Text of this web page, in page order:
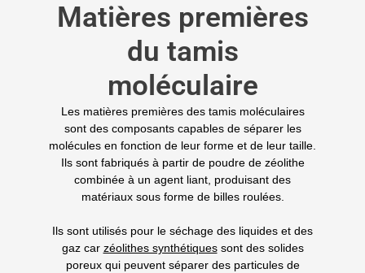
Matières premières
du tamis
moléculaire
Les matières premières des tamis moléculaires
sont des composants capables de séparer les
molécules en fonction de leur forme et de leur taille.
Ils sont fabriqués à partir de poudre de zéolithe
combinée à un agent liant, produisant des
matériaux sous forme de billes roulées.
Ils sont utilisés pour le séchage des liquides et des
gaz car zéolithes synthétiquessont des solides
poreux qui peuvent séparer des particules de